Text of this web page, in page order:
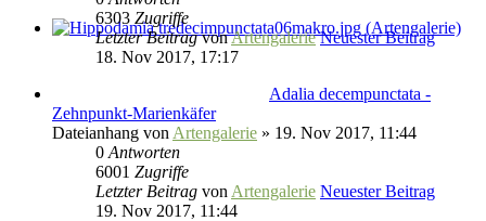
6303 Zugriffe
Letzter BeitragvonArtengalerie Neuester Beitrag
18. Nov 2017, 17:17
Adalia decempunctata -
Zehnpunkt-Marienkäfer
Dateianhang von Artengalerie » 19. Nov 2017, 11:44
0 Antworten
6001 Zugriffe
Letzter Beitrag von Artengalerie Neuester Beitrag
19. Nov 2017, 11:44